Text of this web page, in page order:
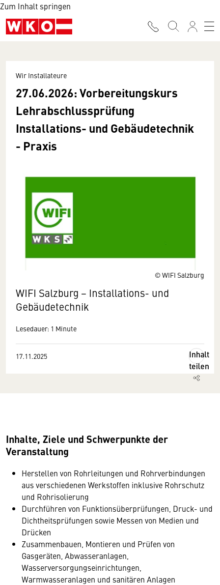
Zum Inhalt springen
© WIFI Salzburg
Wir Installateure
27.06.2026: Vorbereitungskurs
Lehrabschlussprüfung
Installations- und Gebäudetechnik
- Praxis
WIFI Salzburg − Installations- und
Gebäudetechnik
Lesedauer: 1 Minute
17.11.2025
Inhalt
teilen
Inhalte, Ziele und Schwerpunkte der
Veranstaltung
Herstellen von Rohrleitungen und Rohrverbindungen
aus verschiedenen Werkstoffen inklusive Rohrschutz
und Rohrisolierung
Durchführen von Funktionsüberprüfungen, Druck- und
Dichtheitsprüfungen sowie Messen von Medien und
Drücken
Zusammenbauen, Montieren und Prüfen von
Gasgeräten, Abwasseranlagen,
Wasserversorgungseinrichtungen,
Warmwasseranlagen und sanitären Anlagen